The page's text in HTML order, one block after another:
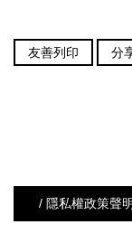
友善列印 分
/ 隱私權政策聲明